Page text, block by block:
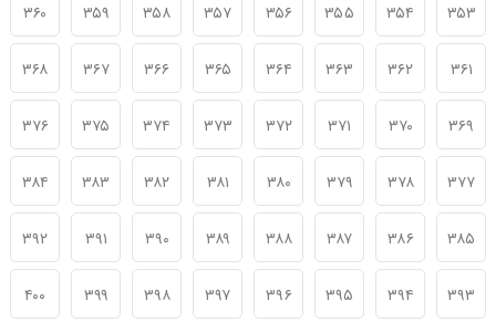
۳۵۳ ۳۵۴ ۳۵۵ ۳۵۶ ۳۵۷ ۳۵۸ ۳۵۹ ۳۶۰
۳۶۱ ۳۶۲ ۳۶۳ ۳۶۴ ۳۶۵ ۳۶۶ ۳۶۷ ۳۶۸
۳۶۹ ۳۷۰ ۳۷۱ ۳۷۲ ۳۷۳ ۳۷۴ ۳۷۵ ۳۷۶
۳۷۷ ۳۷۸ ۳۷۹ ۳۸۰ ۳۸۱ ۳۸۲ ۳۸۳ ۳۸۴
۳۸۵ ۳۸۶ ۳۸۷ ۳۸۸ ۳۸۹ ۳۹۰ ۳۹۱ ۳۹۲
۳۹۳ ۳۹۴ ۳۹۵ ۳۹۶ ۳۹۷ ۳۹۸ ۳۹۹ ۴۰۰